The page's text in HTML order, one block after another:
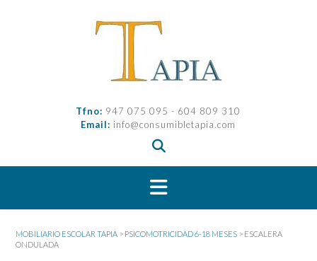
Tfno: 947 075 095 - 604 809 310
Email: info@consumibletapia.com
MOBILIARIO ESCOLAR TAPIA > PSICOMOTRICIDAD 6-18 MESES > ESCALERA
ONDULADA